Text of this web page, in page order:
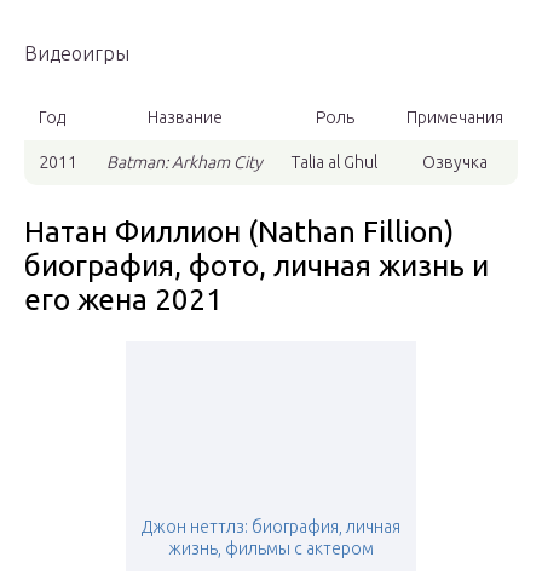
Видеоигры
Год Название Роль Примечания
2011 Batman: Arkham City Talia al Ghul Озвучка
Натан Филлион (Nathan Fillion)
биография, фото, личная жизнь и
его жена 2021
Джон неттлз: биография, личная
жизнь, фильмы с актером